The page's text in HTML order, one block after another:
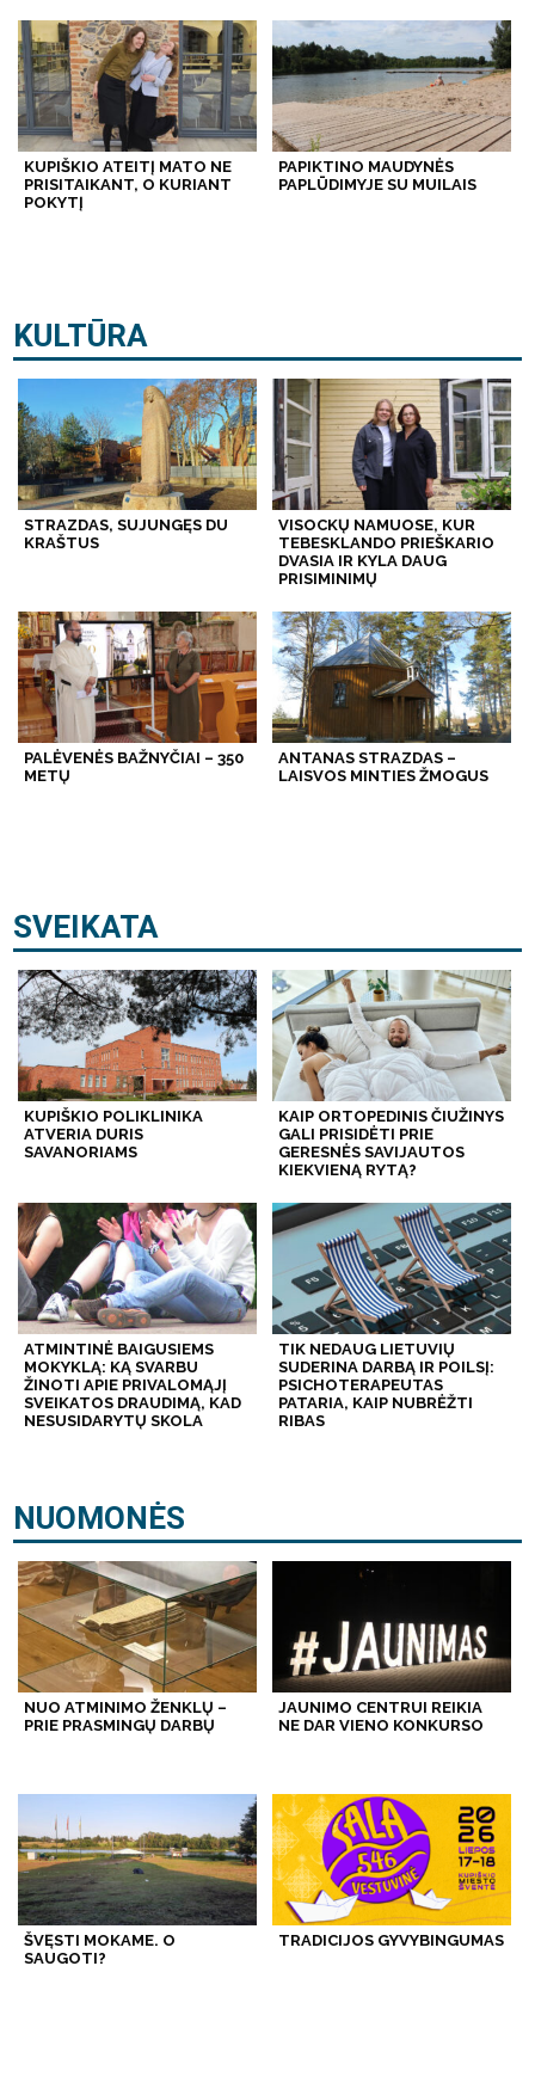
KUPIŠKIO ATEITĮ MATO NE
PRISITAIKANT, O KURIANT
POKYTĮ
PAPIKTINO MAUDYNĖS
PAPLŪDIMYJE SU MUILAIS
KULTŪRA
STRAZDAS, SUJUNGĘS DU
KRAŠTUS
VISOCKŲ NAMUOSE, KUR
TEBESKLANDO PRIEŠKARIO
DVASIA IR KYLA DAUG
PRISIMINIMŲ
PALĖVENĖS BAŽNYČIAI – 350
METŲ
ANTANAS STRAZDAS –
LAISVOS MINTIES ŽMOGUS
SVEIKATA
KUPIŠKIO POLIKLINIKA
ATVERIA DURIS
SAVANORIAMS
KAIP ORTOPEDINIS ČIUŽINYS
GALI PRISIDĖTI PRIE
GERESNĖS SAVIJAUTOS
KIEKVIENĄ RYTĄ?
ATMINTINĖ BAIGUSIEMS
MOKYKLĄ: KĄ SVARBU
ŽINOTI APIE PRIVALOMĄJĮ
SVEIKATOS DRAUDIMĄ, KAD
NESUSIDARYTŲ SKOLA
TIK NEDAUG LIETUVIŲ
SUDERINA DARBĄ IR POILSĮ:
PSICHOTERAPEUTAS
PATARIA, KAIP NUBRĖŽTI
RIBAS
NUOMONĖS
NUO ATMINIMO ŽENKLŲ –
PRIE PRASMINGŲ DARBŲ
JAUNIMO CENTRUI REIKIA
NE DAR VIENO KONKURSO
ŠVĘSTI MOKAME. O
SAUGOTI?
TRADICIJOS GYVYBINGUMAS